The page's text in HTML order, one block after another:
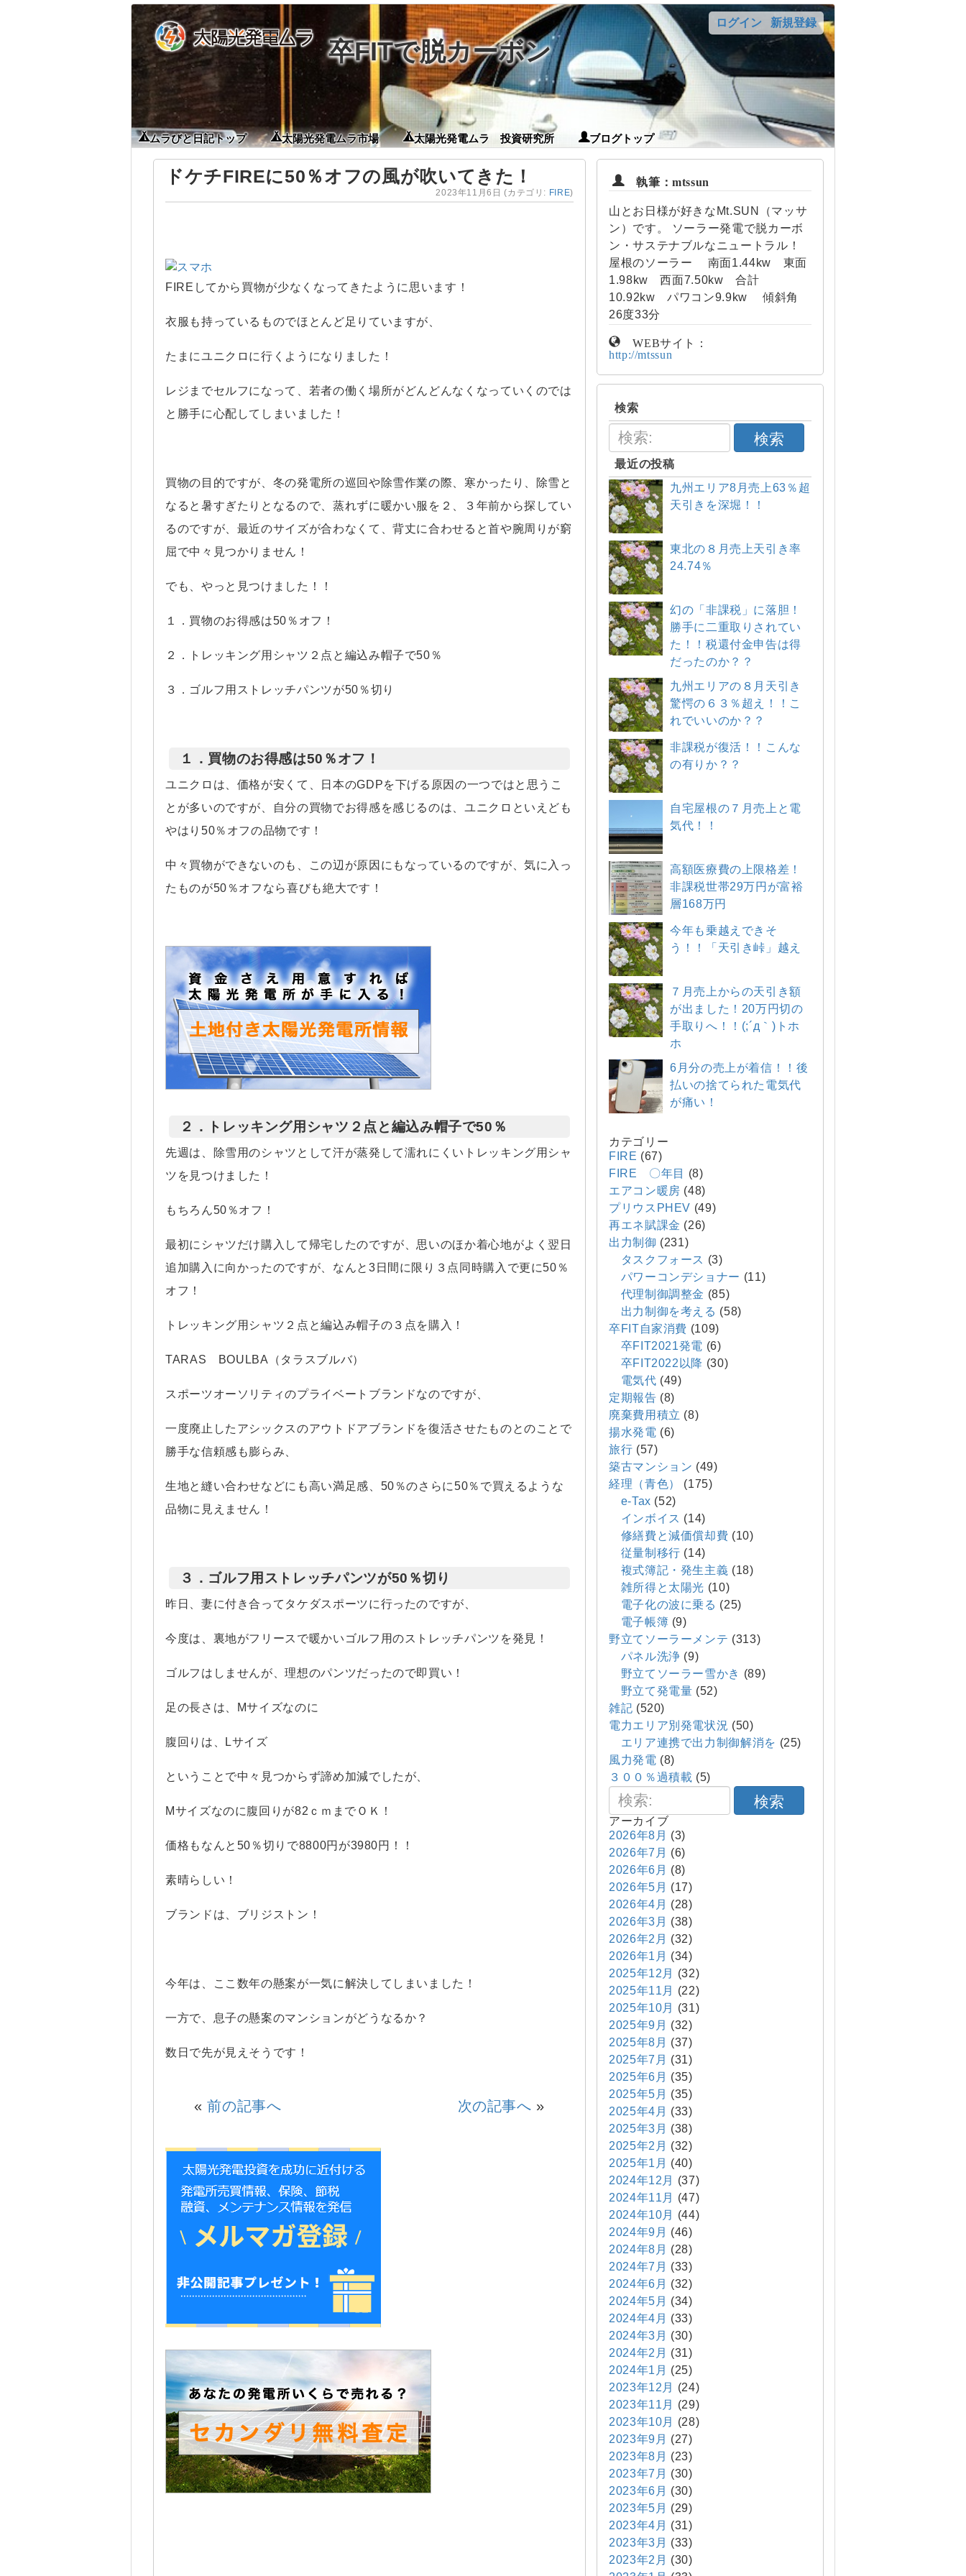
卒FITで脱カーボン
ログイン 新規登録
ムラびと日記トップ 太陽光発電ムラ市場 太陽光発電ムラ 投資研究所 ブログトップ
ドケチFIREに50％オフの風が吹いてきた！
2023年11月6日 (カテゴリ: FIRE)
FIREしてから買物が少なくなってきたように思います！
衣服も持っているものでほとんど足りていますが、
たまにユニクロに行くようになりました！
レジまでセルフになって、若者の働く場所がどんどんなくなっていくのでは
と勝手に心配してしまいました！
買物の目的ですが、冬の発電所の巡回や除雪作業の際、寒かったり、除雪と
なると暑すぎたりとなるので、蒸れずに暖かい服を２、３年前から探してい
るのですが、最近のサイズが合わなくて、背丈に合わせると首や腕周りが窮
屈で中々見つかりません！
でも、やっと見つけました！！
１．買物のお得感は50％オフ！
２．トレッキング用シャツ２点と編込み帽子で50％
３．ゴルフ用ストレッチパンツが50％切り
１．買物のお得感は50％オフ！
ユニクロは、価格が安くて、日本のGDPを下げる原因の一つではと思うこ
とが多いのですが、自分の買物でお得感を感じるのは、ユニクロといえども
やはり50％オフの品物です！
中々買物ができないのも、この辺が原因にもなっているのですが、気に入っ
たものが50％オフなら喜びも絶大です！
２．トレッキング用シャツ２点と編込み帽子で50％
先週は、除雪用のシャツとして汗が蒸発して濡れにくいトレッキング用シャ
ツを見つけました！
もちろん50％オフ！
最初にシャツだけ購入して帰宅したのですが、思いのほか着心地がよく翌日
追加購入に向かったのですが、なんと3日間に限り３点同時購入で更に50％
オフ！
トレッキング用シャツ２点と編込み帽子の３点を購入！
TARAS BOULBA（タラスブルバ）
スポーツオーソリティのプライベートブランドなのですが、
一度廃止したアシックスのアウトドアブランドを復活させたものとのことで
勝手な信頼感も膨らみ、
生地と縫い合わせなどにも高い満足感、50％のさらに50％で買えるような
品物に見えません！
３．ゴルフ用ストレッチパンツが50％切り
昨日、妻に付き合ってタケダスポーツに行ったのですが、
今度は、裏地がフリースで暖かいゴルフ用のストレッチパンツを発見！
ゴルフはしませんが、理想のパンツだったので即買い！
足の長さは、Mサイズなのに
腹回りは、Lサイズ
ということで中々見つからず諦め加減でしたが、
Mサイズなのに腹回りが82ｃｍまでＯＫ！
価格もなんと50％切りで8800円が3980円！！
素晴らしい！
ブランドは、ブリジストン！
今年は、ここ数年の懸案が一気に解決してしまいました！
一方で、息子の懸案のマンションがどうなるか？
数日で先が見えそうです！
«前の記事へ 次の記事へ »
執筆：mtssun
山とお日様が好きなMt.SUN（マッサ
ン）です。 ソーラー発電で脱カーボ
ン・サステナブルなニュートラル！
屋根のソーラー 南面1.44kw 東面
1.98kw 西面7.50kw 合計
10.92kw パワコン9.9kw 傾斜角
26度33分
WEBサイト：
http://mtssun
検索
検索
最近の投稿
九州エリア8月売上63％超
天引きを深堀！！
東北の８月売上天引き率
24.74％
幻の「非課税」に落胆！
勝手に二重取りされてい
た！！税還付金申告は得
だったのか？？
九州エリアの８月天引き
驚愕の６３％超え！！こ
れでいいのか？？
非課税が復活！！こんな
の有りか？？
自宅屋根の７月売上と電
気代！！
高額医療費の上限格差！
非課税世帯29万円が富裕
層168万円
今年も乗越えできそ
う！！「天引き峠」越え
７月売上からの天引き額
が出ました！20万円切の
手取りへ！！(;´д｀)トホ
ホ
6月分の売上が着信！！後
払いの捨てられた電気代
が痛い！
カテゴリー
FIRE (67)
FIRE 〇年目
(8)
エアコン暖房 (48)
プリウスPHEV (49)
再エネ賦課金 (26)
出力制御 (231)
タスクフォース (3)
パワーコンデショナー (11)
代理制御調整金 (85)
出力制御を考える (58)
卒FIT自家消費 (109)
卒FIT2021発電 (6)
卒FIT2022以降 (30)
電気代 (49)
定期報告 (8)
廃棄費用積立 (8)
揚水発電 (6)
旅行 (57)
築古マンション (49)
経理（青色）
(175)
e-Tax (52)
インボイス (14)
修繕費と減価償却費 (10)
従量制移行 (14)
複式簿記・発生主義 (18)
雑所得と太陽光 (10)
電子化の波に乗る (25)
電子帳簿 (9)
野立てソーラーメンテ (313)
パネル洗浄 (9)
野立てソーラー雪かき (89)
野立て発電量 (52)
雑記 (520)
電力エリア別発電状況 (50)
エリア連携で出力制御解消を (25)
風力発電 (8)
３００％過積載 (5)
検索
アーカイブ
2026年8月 (3)
2026年7月 (6)
2026年6月 (8)
2026年5月 (17)
2026年4月 (28)
2026年3月 (38)
2026年2月 (32)
2026年1月 (34)
2025年12月
(32)
2025年11月
(22)
2025年10月
(31)
2025年9月 (32)
2025年8月 (37)
2025年7月 (31)
2025年6月 (35)
2025年5月 (35)
2025年4月 (33)
2025年3月 (38)
2025年2月 (32)
2025年1月 (40)
2024年12月
(37)
2024年11月
(47)
2024年10月
(44)
2024年9月 (46)
2024年8月 (28)
2024年7月 (33)
2024年6月 (32)
2024年5月 (34)
2024年4月 (33)
2024年3月 (30)
2024年2月 (31)
2024年1月 (25)
2023年12月
(24)
2023年11月
(29)
2023年10月
(28)
2023年9月 (27)
2023年8月 (23)
2023年7月 (30)
2023年6月 (30)
2023年5月 (29)
2023年4月 (31)
2023年3月 (33)
2023年2月 (30)